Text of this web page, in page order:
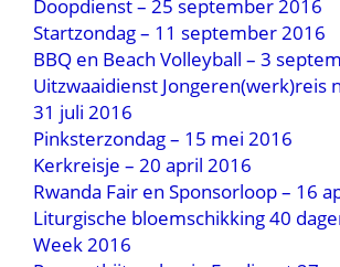
Doopdienst – 25 september 2016
Startzondag – 11 september 2016
BBQ en Beach Volleyball – 3
Uitzwaaidienst Jongeren(werk)reis
31 juli 2016
Pinksterzondag – 15 mei 2016
Kerkreisje – 20 april 2016
Rwanda Fair en Sponsorloop – 16
Liturgische bloemschikking 40
Week 2016